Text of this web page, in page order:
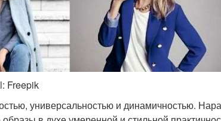
Freepik
универсальностью и динамичностью.